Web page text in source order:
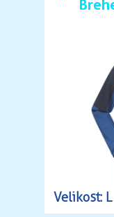
Velikost: L